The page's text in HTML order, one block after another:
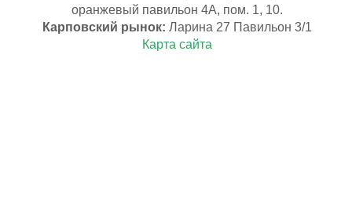
оранжевый павильон 4А, пом. 1, 10.
Карповский рынок: Ларина 27 Павильон 3/1
Карта сайта